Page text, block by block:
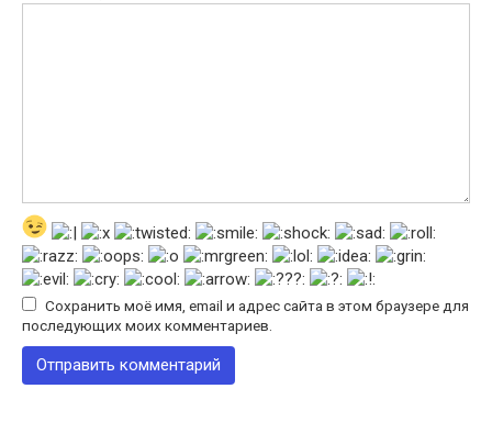
Сохранить моё имя, email и адрес сайта в этом браузере для
последующих моих комментариев.